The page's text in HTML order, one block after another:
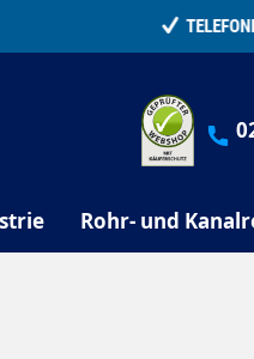
Rohr- und